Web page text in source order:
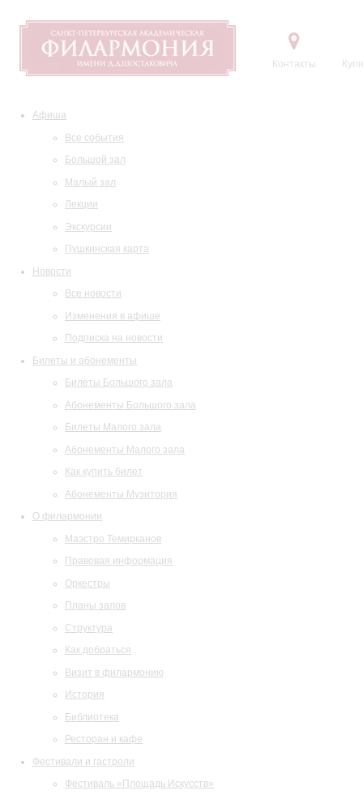
Контакты
Афиша
Все события
Большой зал
Малый зал
Лекции
Экскурсии
Пушкинская карта
Новости
Все новости
Изменения в афише
Подписка на новости
Билеты и абонементы
Билеты Большого зала
Абонементы Большого зала
Билеты Малого зала
Абонементы Малого зала
Как купить билет
Абонементы Музитория
О филармонии
Маэстро Темирканов
Правовая информация
Оркестры
Планы залов
Структура
Как добраться
Визит в филармонию
История
Библиотека
Ресторан и кафе
Фестивали и гастроли
Фестиваль «Площадь Искусств»